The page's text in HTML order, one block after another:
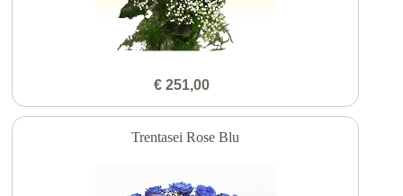
€ 251,00
Trentasei Rose Blu